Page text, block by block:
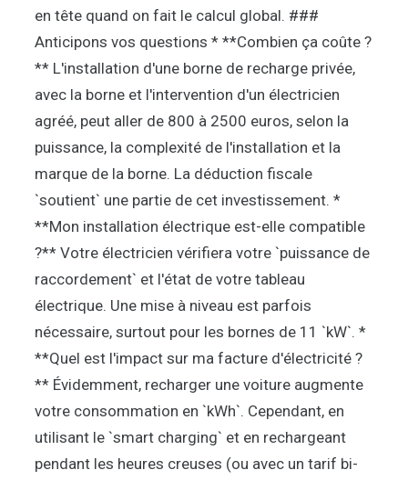
en tête quand on fait le calcul global. ###
Anticipons vos questions * **Combien ça coûte ?
** L'installation d'une borne de recharge privée,
avec la borne et l'intervention d'un électricien
agréé, peut aller de 800 à 2500 euros, selon la
puissance, la complexité de l'installation et la
marque de la borne. La déduction fiscale
`soutient` une partie de cet investissement. *
**Mon installation électrique est-elle compatible
?** Votre électricien vérifiera votre `puissance de
raccordement` et l'état de votre tableau
électrique. Une mise à niveau est parfois
nécessaire, surtout pour les bornes de 11 `kW`. *
**Quel est l'impact sur ma facture d'électricité ?
** Évidemment, recharger une voiture augmente
votre consommation en `kWh`. Cependant, en
utilisant le `smart charging` et en rechargeant
pendant les heures creuses (ou avec un tarif bi-